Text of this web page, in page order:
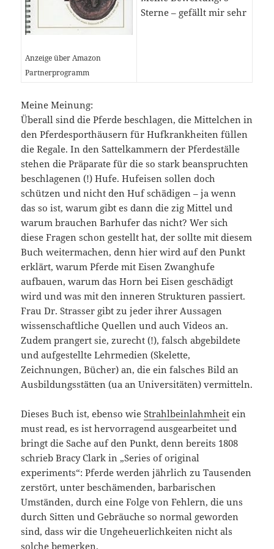
Anzeige über Amazon
Partnerprogramm
Sterne – gefällt mir sehr
Meine Meinung:
Überall sind die Pferde beschlagen, die Mittelchen in
den Pferdesporthäusern für Hufkrankheiten füllen
die Regale. In den Sattelkammern der Pferdeställe
stehen die Präparate für die so stark beanspruchten
beschlagenen (!) Hufe. Hufeisen sollen doch
schützen und nicht den Huf schädigen – ja wenn
das so ist, warum gibt es dann die zig Mittel und
warum brauchen Barhufer das nicht? Wer sich
diese Fragen schon gestellt hat, der sollte mit diesem
Buch weitermachen, denn hier wird auf den Punkt
erklärt, warum Pferde mit Eisen Zwanghufe
aufbauen, warum das Horn bei Eisen geschädigt
wird und was mit den inneren Strukturen passiert.
Frau Dr. Strasser gibt zu jeder ihrer Aussagen
wissenschaftliche Quellen und auch Videos an.
Zudem prangert sie, zurecht (!), falsch abgebildete
und aufgestellte Lehrmedien (Skelette,
Zeichnungen, Bücher) an, die ein falsches Bild an
Ausbildungsstätten (ua an Universitäten) vermitteln.
Dieses Buch ist, ebenso wieStrahlbeinlahmheit ein
must read, es ist hervorragend ausgearbeitet und
bringt die Sache auf den Punkt, denn bereits 1808
schrieb Bracy Clark in „Series of original
experiments“: Pferde werden jährlich zu Tausenden
zerstört, unter beschämenden, barbarischen
Umständen, durch eine Folge von Fehlern, die uns
durch Sitten und Gebräuche so normal geworden
sind, dass wir die Ungeheuerlichkeiten nicht als
solche bemerken.